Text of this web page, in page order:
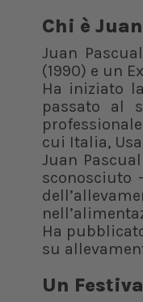
Chi è
Juan
(1990) e un
Ha iniziato
passato al
cui Italia,
Juan
sconosciuto
Ha
su
Un